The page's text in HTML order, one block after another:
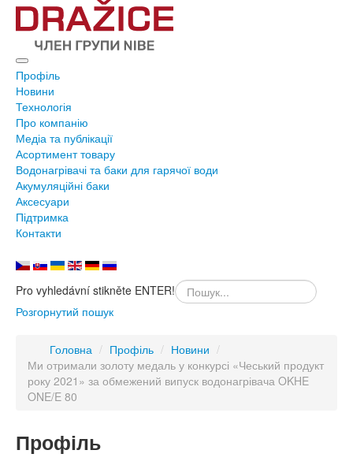
Профіль
Новини
Технологія
Про компанію
Медіа та публікації
Асортимент товару
Водонагрівачі та баки для гарячої води
Акумуляційні баки
Аксесуари
Підтримка
Контакти
Pro vyhledávní stikněte ENTER!
Розгорнутий пошук
Головна / Профіль / Новини /
Ми отримали золоту медаль у конкурсі «Чеський продукт
року 2021» за обмежений випуск водонагрівача OKHE
ONE/E 80
Профіль